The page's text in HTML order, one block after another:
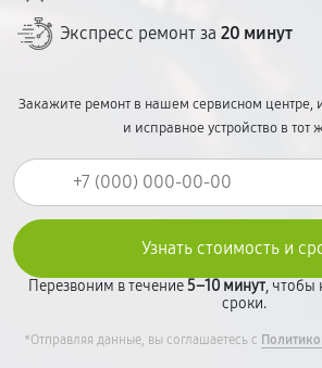
Экспресс ремонт за 20 минут
Закажите ремонт в нашем сервисном центре,
и исправное устройство в тот
Перезвоним в течение 5–10 минут, чтобы
сроки.
*Отправляя данные, вы соглашаетесь с